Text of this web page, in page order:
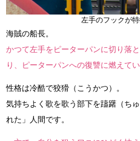
左手のフックが
海賊の船長。
かつて左手をピーターパンに切り落
り、ピーターパンへの復讐に燃えてい
性格は冷酷で狡猾（こうかつ）。
気持ちよく歌を歌う部下を躊躇（ち
れた」人間です。